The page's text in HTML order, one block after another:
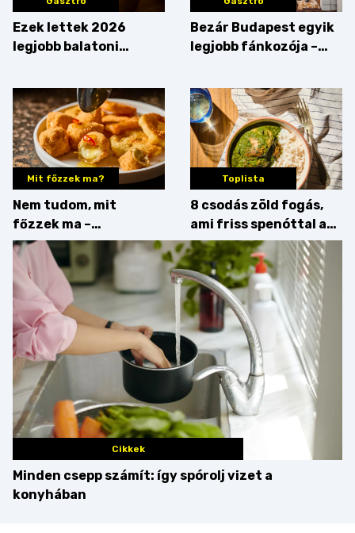
Ezek lettek 2026
legjobb balatoni
végigkóstoltuk a
győzteseket
Bezár Budapest egyik
legjobb fánkozója –
Mit főzzek ma?
Nem tudom, mit
főzzek ma –
Főszerepben a
camembert
Toplista
8 csodás zöld fogás,
ami friss spenóttal az
igazi
Cikkek
Minden csepp számít: így spórolj vizet a
konyhában